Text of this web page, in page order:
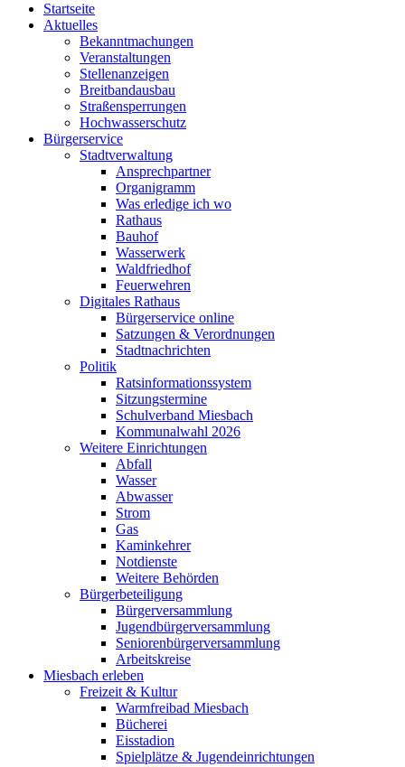
Startseite
Aktuelles
Bekanntmachungen
Veranstaltungen
Stellenanzeigen
Breitbandausbau
Straßensperrungen
Hochwasserschutz
Bürgerservice
Stadtverwaltung
Ansprechpartner
Organigramm
Was erledige ich wo
Rathaus
Bauhof
Wasserwerk
Waldfriedhof
Feuerwehren
Digitales Rathaus
Bürgerservice online
Satzungen & Verordnungen
Stadtnachrichten
Politik
Ratsinformationssystem
Sitzungstermine
Schulverband Miesbach
Kommunalwahl 2026
Weitere Einrichtungen
Abfall
Wasser
Abwasser
Strom
Gas
Kaminkehrer
Notdienste
Weitere Behörden
Bürgerbeteiligung
Bürgerversammlung
Jugendbürgerversammlung
Seniorenbürgerversammlung
Arbeitskreise
Miesbach erleben
Freizeit & Kultur
Warmfreibad Miesbach
Bücherei
Eisstadion
Spielplätze & Jugendeinrichtungen